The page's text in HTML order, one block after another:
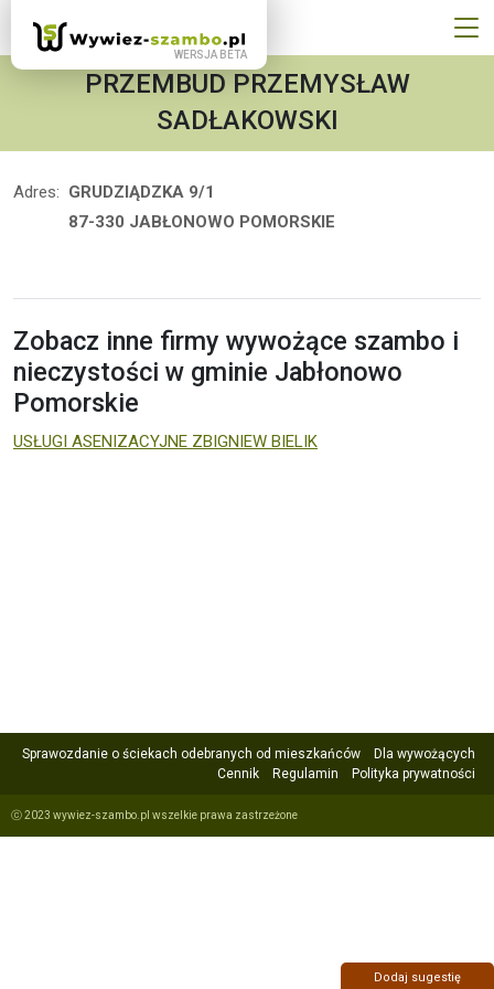
PRZEMBUD PRZEMYSŁAW
SADŁAKOWSKI
Adres: GRUDZIĄDZKA 9/1
87-330 JABŁONOWO POMORSKIE
Zobacz inne firmy wywożące szambo i
nieczystości w gminie Jabłonowo
Pomorskie
USŁUGI ASENIZACYJNE ZBIGNIEW BIELIK
Sprawozdanie o ściekach odebranych od mieszkańców
Dla wywożących
Cennik
Regulamin Polityka prywatności
ⓒ 2023 wywiez-szambo.pl wszelkie prawa zastrzeżone
Dodaj sugestię